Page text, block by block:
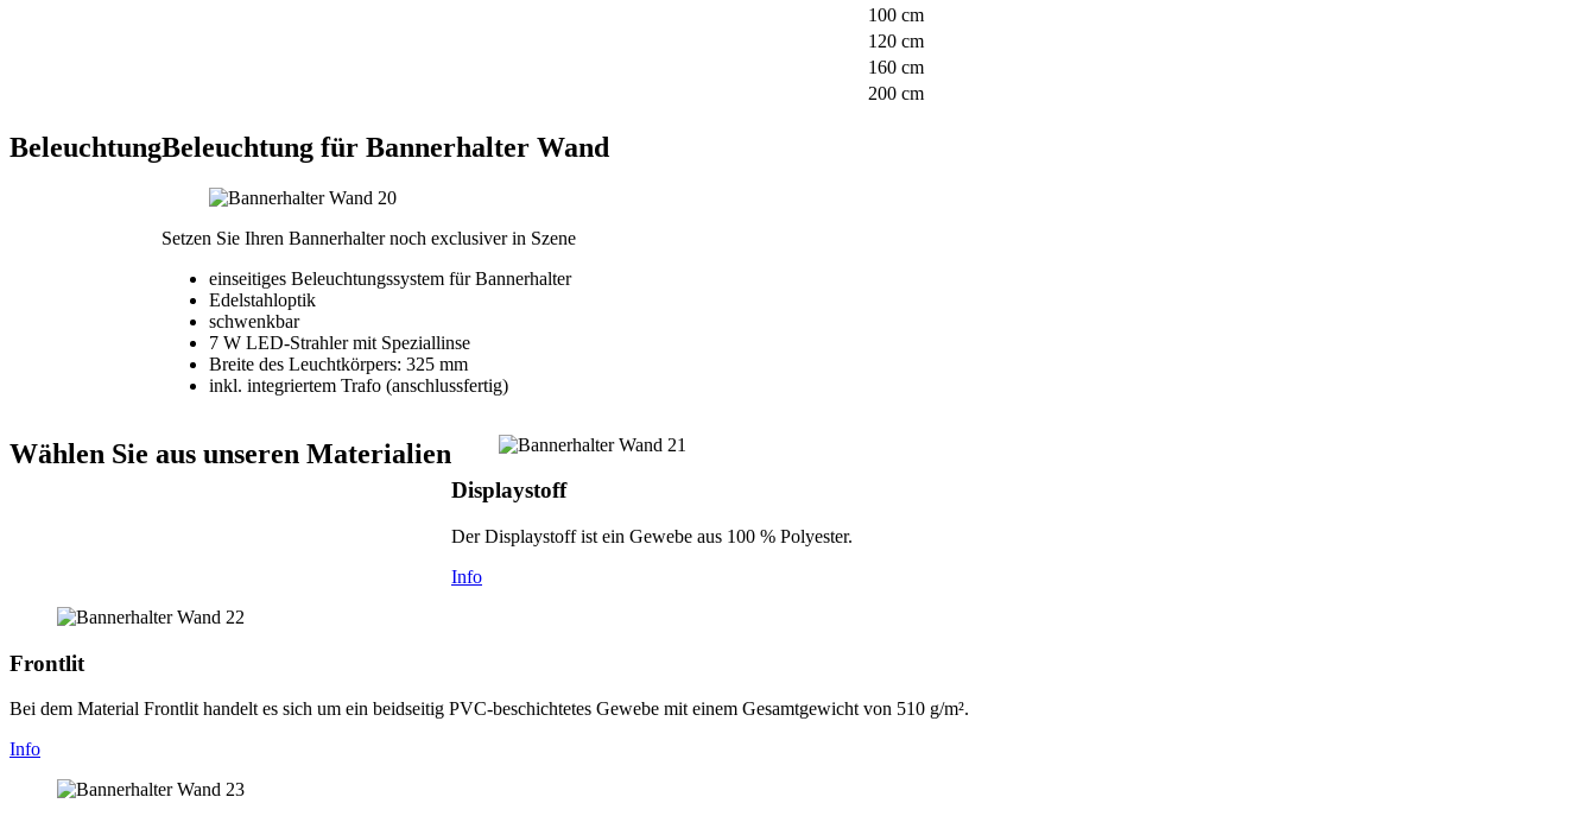
100 cm
120 cm
160 cm
200 cm
BeleuchtungBeleuchtung für Bannerhalter Wand
Setzen Sie Ihren Bannerhalter noch exclusiver in Szene
einseitiges Beleuchtungssystem für Bannerhalter
Edelstahloptik
schwenkbar
7 W LED-Strahler mit Speziallinse
Breite des Leuchtkörpers: 325 mm
inkl. integriertem Trafo (anschlussfertig)
Wählen Sie aus unseren Materialien
Displaystoff
Der Displaystoff ist ein Gewebe aus 100 % Polyester.
Info
Frontlit
Bei dem Material Frontlit handelt es sich um ein beidseitig PVC-beschichtetes Gewebe mit einem Gesamtgewicht von 510 g/m².
Info